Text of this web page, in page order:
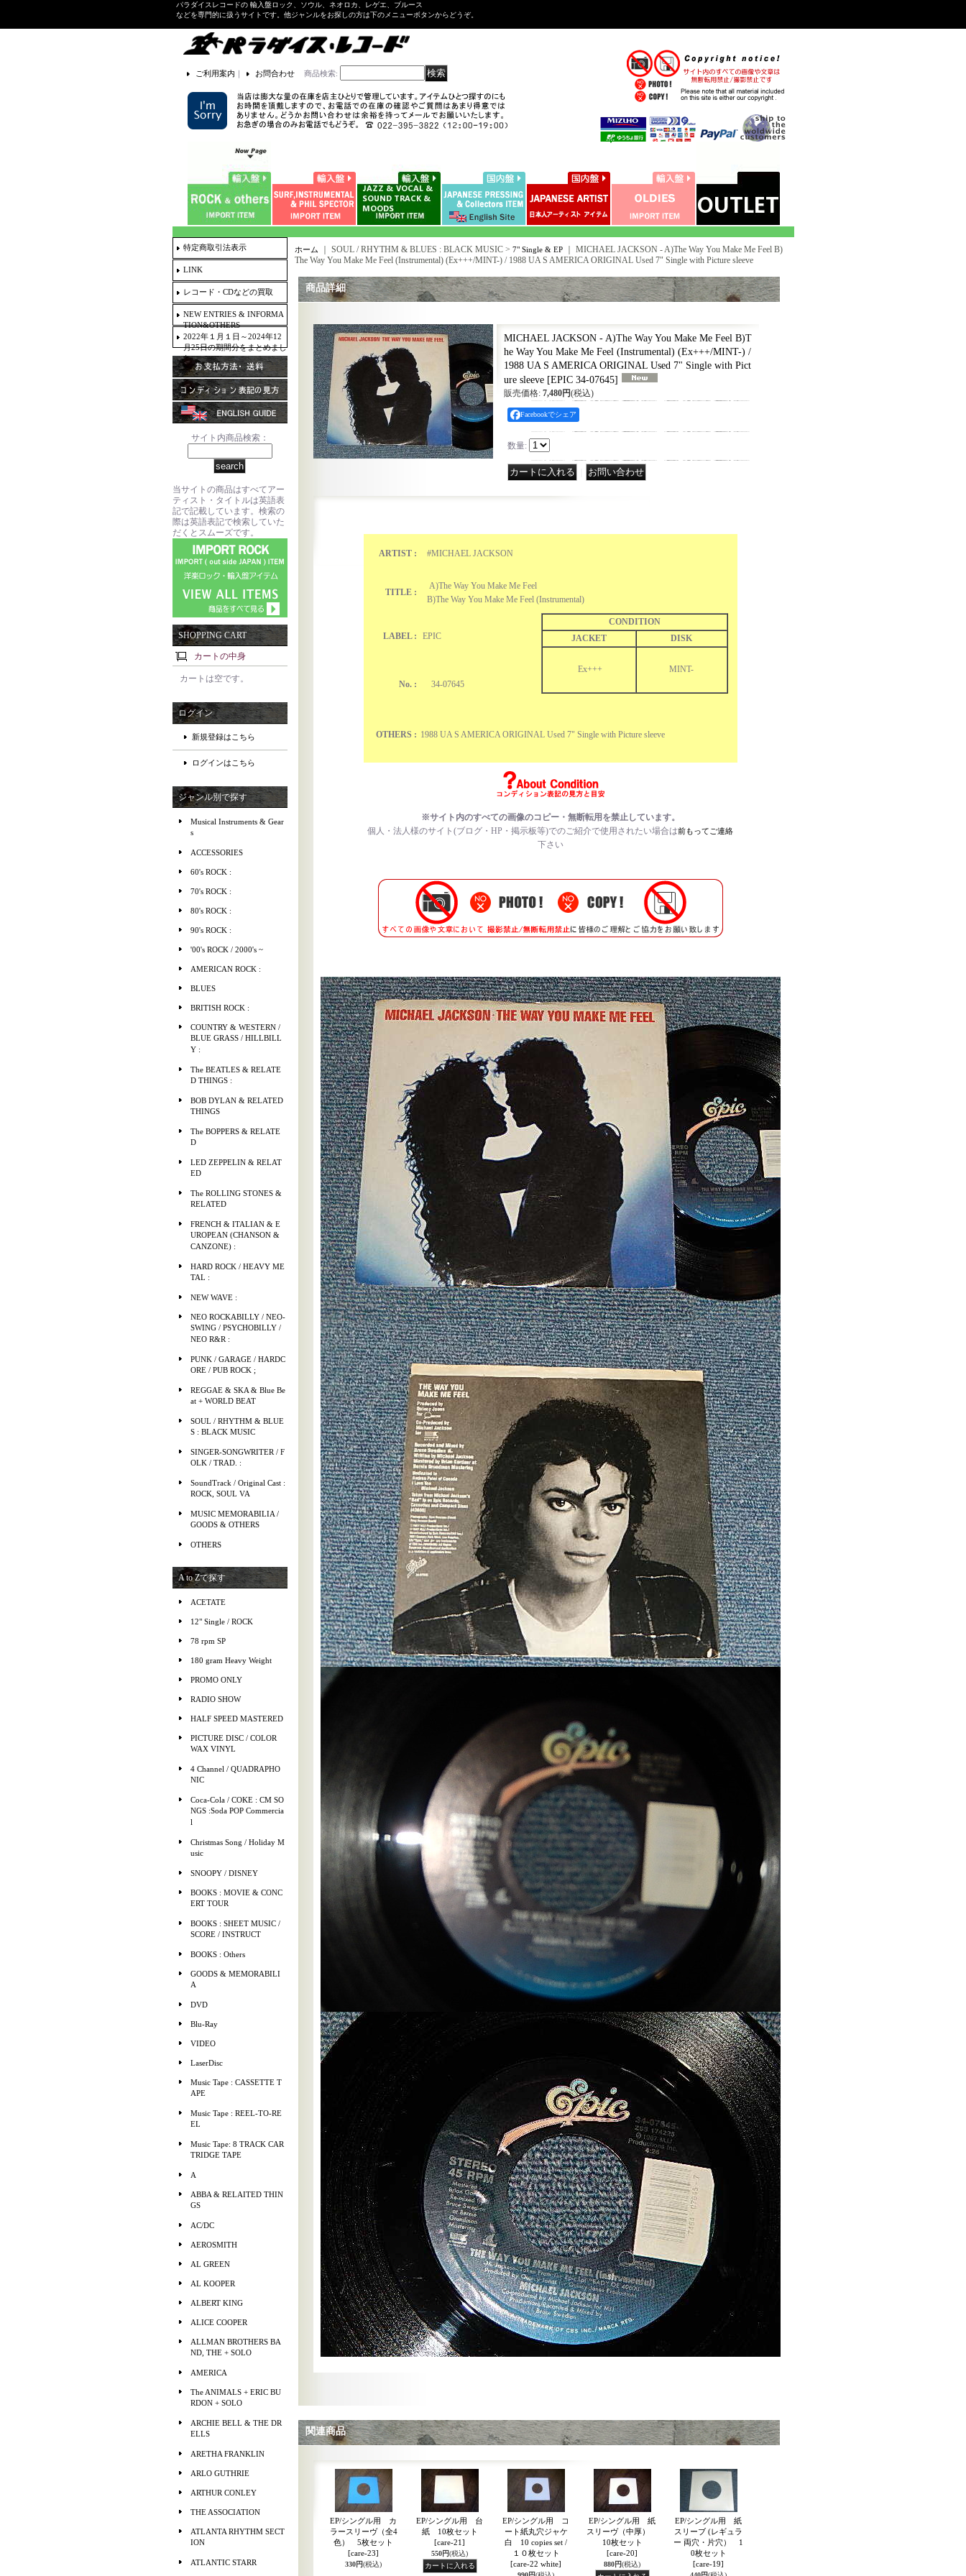
パラダイスレコードの 輸入盤ロック、ソウル、ネオロカ、レゲエ、ブルース
などを専門的に扱うサイトです。他ジャンルをお探しの方は下のメニューボタンからどうぞ。
ご利用案内 ｜ お問合わせ 商品検索:
特定商取引法表示
LINK
レコード・CDなどの買取
NEW ENTRIES & INFORMA
TION&OTHERS
2022年１月１日～2024年12
月25日の期間分をまとめまし
た。
サイト内商品検索：
当サイトの商品はすべてアー
ティスト・タイトルは英語表
記で記載しています。検索の
際は英語表記で検索していた
だくとスムーズです。
SHOPPING CART
カートの中身
カートは空です。
ログイン
新規登録はこちら
ログインはこちら
ジャンル別で探す
Musical Instruments & Gear
s
ACCESSORIES
60's ROCK :
70's ROCK :
80's ROCK :
90's ROCK :
'00's ROCK / 2000's ~
AMERICAN ROCK :
BLUES
BRITISH ROCK :
COUNTRY & WESTERN /
BLUE GRASS / HILLBILL
Y :
The BEATLES & RELATE
D THINGS :
BOB DYLAN & RELATED
THINGS
The BOPPERS & RELATE
D
LED ZEPPELIN & RELAT
ED
The ROLLING STONES &
RELATED
FRENCH & ITALIAN & E
UROPEAN (CHANSON &
CANZONE) :
HARD ROCK / HEAVY ME
TAL :
NEW WAVE :
NEO ROCKABILLY / NEO-
SWING / PSYCHOBILLY /
NEO R&R :
PUNK / GARAGE / HARDC
ORE / PUB ROCK ;
REGGAE & SKA & Blue Be
at + WORLD BEAT
SOUL / RHYTHM & BLUE
S : BLACK MUSIC
SINGER-SONGWRITER / F
OLK / TRAD. :
SoundTrack / Original Cast :
ROCK, SOUL VA
MUSIC MEMORABILIA /
GOODS & OTHERS
OTHERS
A to Zで探す
ACETATE
12" Single / ROCK
78 rpm SP
180 gram Heavy Weight
PROMO ONLY
RADIO SHOW
HALF SPEED MASTERED
PICTURE DISC / COLOR
WAX VINYL
4 Channel / QUADRAPHO
NIC
Coca-Cola / COKE : CM SO
NGS :Soda POP Commercia
l
Christmas Song / Holiday M
usic
SNOOPY / DISNEY
BOOKS : MOVIE & CONC
ERT TOUR
BOOKS : SHEET MUSIC /
SCORE / INSTRUCT
BOOKS : Others
GOODS & MEMORABILI
A
DVD
Blu-Ray
VIDEO
LaserDisc
Music Tape : CASSETTE T
APE
Music Tape : REEL-TO-RE
EL
Music Tape: 8 TRACK CAR
TRIDGE TAPE
A
ABBA & RELAITED THIN
GS
AC/DC
AEROSMITH
AL GREEN
AL KOOPER
ALBERT KING
ALICE COOPER
ALLMAN BROTHERS BA
ND, THE + SOLO
AMERICA
The ANIMALS + ERIC BU
RDON + SOLO
ARCHIE BELL & THE DR
ELLS
ARETHA FRANKLIN
ARLO GUTHRIE
ARTHUR CONLEY
THE ASSOCIATION
ATLANTA RHYTHM SECT
ION
ATLANTIC STARR
ホーム ｜ SOUL / RHYTHM & BLUES : BLACK MUSIC > 7" Single & EP
MICHAEL JACKSON - A)The Way You Make Me Feel B)
The Way You Make Me Feel (Instrumental) (Ex+++/MINT-) / 1988 UA S AMERICA ORIGINAL Used 7" Single with Picture sleeve
商品詳細
MICHAEL JACKSON - A)The Way You Make Me Feel B)T
he Way You Make Me Feel (Instrumental) (Ex+++/MINT-) /
1988 UA S AMERICA ORIGINAL Used 7" Single with Pict
ure sleeve [EPIC 34-07645]
販売価格: 7,480円(税込)
Facebookでシェア
数量:
ARTIST : #MICHAEL JACKSON
TITLE :
A)The Way You Make Me Feel
B)The Way You Make Me Feel (Instrumental)
LABEL : EPIC
CONDITION
JACKET
DISK
Ex+++
MINT-
No. :
34-07645
OTHERS : 1988 UA S AMERICA ORIGINAL Used 7" Single with Picture sleeve
※サイト内のすべての画像のコピー・無断転用を禁止しています。
個人・法人様のサイト(ブログ・HP・掲示板等)でのご紹介で使用されたい場合は前もってご連絡
下さい
関連商品
EP/シングル用 カ
ラースリーヴ（全4
色） 5枚セット
[care-23]
330円(税込)
EP/シングル用 台
紙 10枚セット
[care-21]
550円(税込)
EP/シングル用 コ
ート紙丸穴ジャケ
白 10 copies set /
１０枚セット
[care-22 white]
EP/シングル用 紙
スリーヴ（中厚）
10枚セット
[care-20]
880円(税込)
EP/シングル用 紙
スリーブ (レギュラ
ー 両穴・片穴） 1
0枚セット
[care-19]